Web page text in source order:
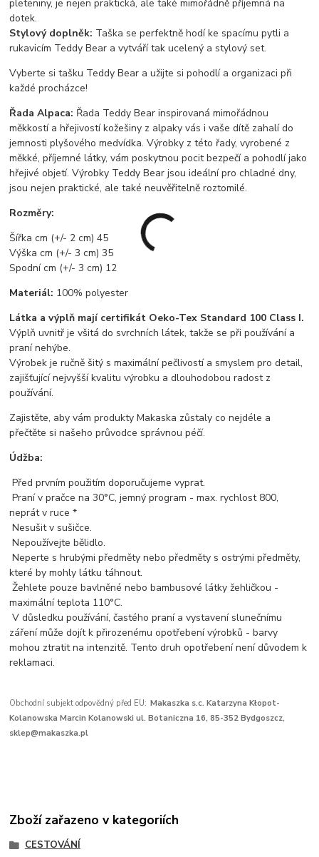
pleteniny, je nejen praktická, ale také mimořádně příjemná na
dotek.
Stylový doplněk: Taška se perfektně hodí ke spacímu pytli a
rukavicím Teddy Bear a vytváří tak ucelený a stylový set.
Vyberte si tašku Teddy Bear a užijte si pohodlí a organizaci při
každé procházce!
Řada Alpaca: Řada Teddy Bear inspirovaná mimořádnou
měkkostí a hřejivostí kožešiny z alpaky vás i vaše dítě zahalí do
jemnosti plyšového medvídka. Výrobky z této řady, vyrobené z
měkké, příjemné látky, vám poskytnou pocit bezpečí a pohodlí jako
hřejivé objetí. Výrobky Teddy Bear jsou ideální pro chladné dny,
jsou nejen praktické, ale také neuvěřitelně roztomilé.
Rozměry:
Šířka cm (+/- 2 cm) 45
Výška cm (+/- 3 cm) 35
Spodní cm (+/- 3 cm) 12
Materiál: 100% polyester
Látka a výplň mají certifikát Oeko-Tex Standard 100 Class I.
Výplň uvnitř je všitá do svrchních látek, takže se při používání a
praní nehýbe.
Výrobek je ručně šitý s maximální pečlivostí a smyslem pro detail,
zajišťující nejvyšší kvalitu výrobku a dlouhodobou radost z
používání.
Zajistěte, aby vám produkty Makaska zůstaly co nejdéle a
přečtěte si našeho průvodce správnou péčí.
Údžba:
Před prvním použitím doporučujeme vyprat.
Praní v pračce na 30°C, jemný program - max. rychlost 800,
neprát v ruce *
Nesušit v sušičce.
Nepoužívejte bělidlo.
Neperte s hrubými předměty nebo předměty s ostrými předměty,
které by mohly látku táhnout.
Žehlete pouze bavlněné nebo bambusové látky žehličkou -
maximální teplota 110°C.
V důsledku používání, častého praní a vystavení slunečnímu
záření může dojít k přirozenému opotřebení výrobků - barvy
mohou ztratit na intenzitě. Tento druh opotřebení není důvodem k
reklamaci.
Obchodní subjekt odpovědný před EU: Makaszka s.c. Katarzyna Kłopot-
Kolanowska Marcin Kolanowski ul. Botaniczna 16, 85-352 Bydgoszcz,
sklep@makaszka.pl
Zboží zařazeno v kategoriích
CESTOVÁNÍ